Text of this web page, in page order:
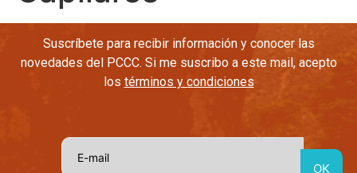
Suscríbete para recibir información y conocer las
novedades del PCCC. Si me suscribo a este mail, acepto
los términos y condiciones